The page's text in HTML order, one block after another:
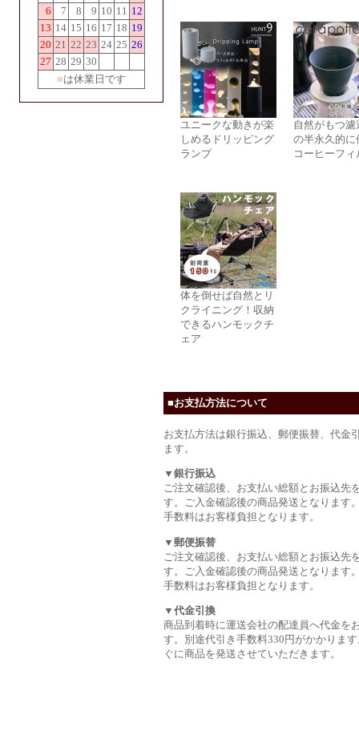
6
7 8 9 10 11 12
13 14 15 16 17 18 19
20 21 22 23 24 25 26
27 28 29 30
■は休業日です
ユニークな動きが楽
しめるドリッピング
ランプ
自然がもつ濾
の半永久的に
コーヒーフィ
体を倒せば自然とリ
クライニング！収納
できるハンモックチ
ェア
■お支払方法について
お支払方法は銀行振込、郵便振替、代金
ます。
▼銀行振込
ご注文確認後、お支払い総額とお振込先
す。ご入金確認後の商品発送となります
手数料はお客様負担となります。
▼郵便振替
ご注文確認後、お支払い総額とお振込先
す。ご入金確認後の商品発送となります
手数料はお客様負担となります。
▼代金引換
商品到着時に運送会社の配達員へ代金を
す。別途代引き手数料330円がかかりま
ぐに商品を発送させていただきます。